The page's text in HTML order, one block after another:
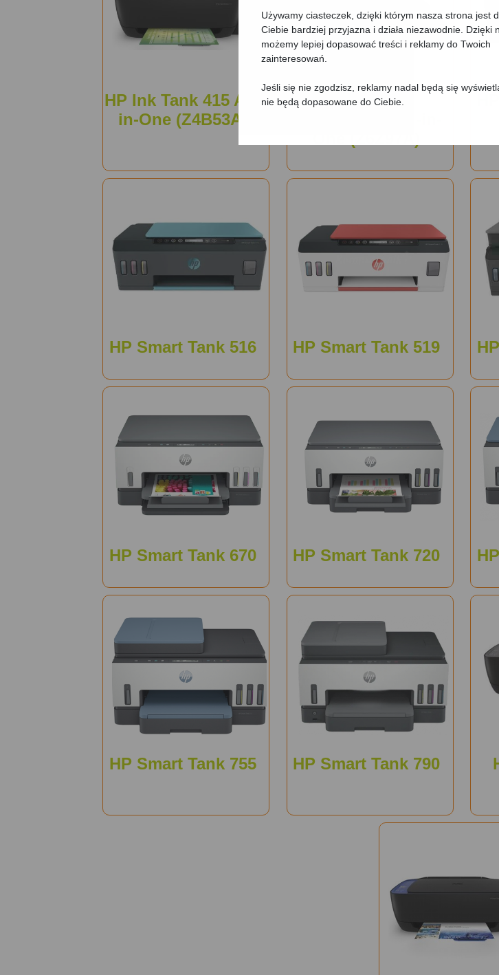
Używamy ciasteczek, dzięki którym nasza strona jest
Ciebie bardziej przyjazna i działa niezawodnie. Dzięki
możemy lepiej dopasować treści i reklamy do Twoich
zainteresowań.
Jeśli się nie zgodzisz, reklamy nadal będą się
nie będą dopasowane do Ciebie.
HP Ink Tank 415 All-
in-One (Z4B53A)
HP Ink Tank
HP Smart Tank 516 HP Smart Tank 519
HP Smart Tank 670 HP Smart Tank 720
HP Smart Tank 755 HP Smart Tank 790